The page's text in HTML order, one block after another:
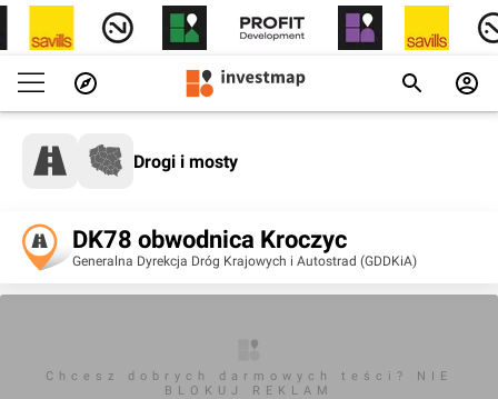
Drogi i mosty
DK78 obwodnica Kroczyc
Generalna Dyrekcja Dróg Krajowych i Autostrad (GDDKiA)
Chcesz dobrych darmowych teści? NIE
BLOKUJ REKLAM